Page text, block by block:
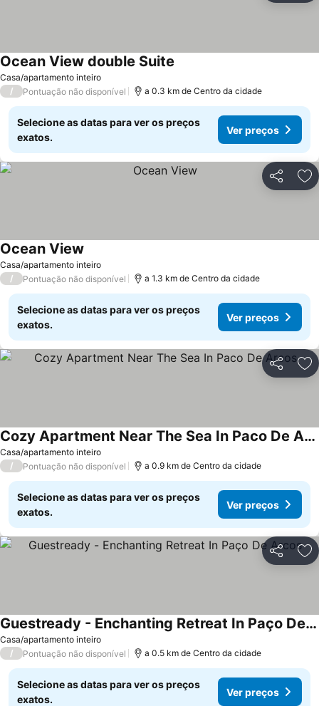
Casa/apartamento inteiro
Ocean View double Suite
/ Pontuação não disponível a 0.3 km de Centro da cidade
Selecione as datas para ver os preços
exatos.
Ver preços
Partilhar
Casa/apartamento inteiro
Ocean View
/ Pontuação não disponível a 1.3 km de Centro da cidade
Selecione as datas para ver os preços
exatos.
Ver preços
Partilhar
Casa/apartamento inteiro
Cozy Apartment Near The Sea In Paco De Arcos
Ver preços
/ Pontuação não disponível a 0.9 km de Centro da cidade
Selecione as datas para ver os preços
exatos.
Ver preços
Partilhar
Casa/apartamento inteiro
Guestready - Enchanting Retreat In Paço De Arcos
Ver preços
/ Pontuação não disponível a 0.5 km de Centro da cidade
Selecione as datas para ver os preços
exatos.
Ver preços